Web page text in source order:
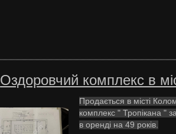
Оздоровчий комплекс в
Продається в місті
комплекс " Тропікана "
в оренді на 49 років.